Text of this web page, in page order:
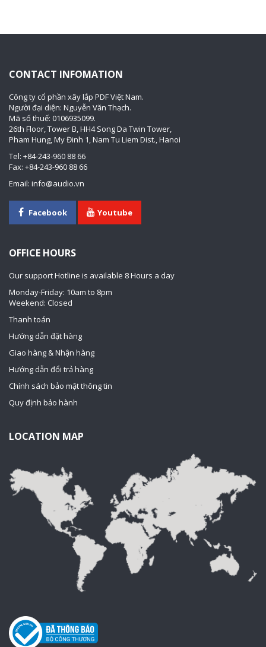
CONTACT INFOMATION
Công ty cổ phần xây lắp PDF Việt Nam.
Người đại diện: Nguyễn Văn Thạch.
Mã số thuế: 0106935099.
26th Floor, Tower B, HH4 Song Da Twin Tower,
Pham Hung, My Đinh 1, Nam Tu Liem Dist., Hanoi
Tel: +84-243-960 88 66
Fax: +84-243-960 88 66
Email: info@audio.vn
Facebook Youtube
OFFICE HOURS
Our support Hotline is available 8 Hours a day
Monday-Friday: 10am to 8pm
Weekend: Closed
Thanh toán
Hướng dẫn đặt hàng
Giao hàng & Nhận hàng
Hướng dẫn đổi trả hàng
Chính sách bảo mật thông tin
Quy định bảo hành
LOCATION MAP